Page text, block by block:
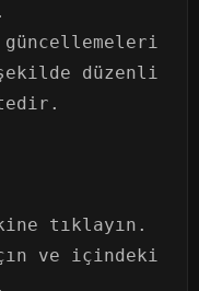
güncellemeleri
düzenli
tıklayın.
ve içindeki